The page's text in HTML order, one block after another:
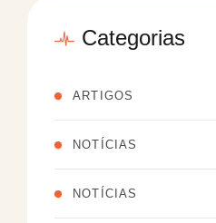
Categorias
ARTIGOS
NOTÍCIAS
NOTÍCIAS